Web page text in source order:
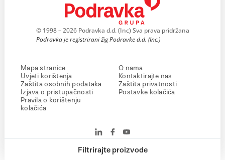
Filtrirajte proizvode
© 1998 – 2026 Podravka d.d. (Inc) Sva prava pridržana
Podravka je registrirani žig Podravke d.d. (Inc.)
Mapa stranice
Uvjeti korištenja
Zaštita osobnih podataka
Izjava o pristupačnosti
Pravila o korištenju
kolačića
O nama
Kontaktirajte nas
Zaštita privatnosti
Postavke kolačića